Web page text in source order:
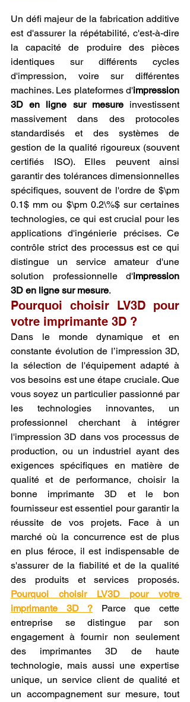
Un défi majeur de la fabrication additive
est d'assurer la répétabilité, c'est-à-dire
la capacité de produire des pièces
identiques sur différents cycles
d'impression, voire sur différentes
machines. Les plateformes d'impression
3D en ligne sur mesure investissent
massivement dans des protocoles
standardisés et des systèmes de
gestion de la qualité rigoureux (souvent
certifiés ISO). Elles peuvent ainsi
garantir des tolérances dimensionnelles
spécifiques, souvent de l'ordre de $\pm
0.1$ mm ou $\pm 0.2\%$ sur certaines
technologies, ce qui est crucial pour les
applications d'ingénierie précises. Ce
contrôle strict des processus est ce qui
distingue un service amateur d'une
solution professionnelle d'impression
3D en ligne sur mesure.
Pourquoi choisir LV3D pour
votre imprimante 3D ?
Dans le monde dynamique et en
constante évolution de l’impression 3D,
la sélection de l'équipement adapté à
vos besoins est une étape cruciale. Que
vous soyez un particulier passionné par
les technologies innovantes, un
professionnel cherchant à intégrer
l'impression 3D dans vos processus de
production, ou un industriel ayant des
exigences spécifiques en matière de
qualité et de performance, choisir la
bonne imprimante 3D et le bon
fournisseur est essentiel pour garantir la
réussite de vos projets. Face à un
marché où la concurrence est de plus
en plus féroce, il est indispensable de
s'assurer de la fiabilité et de la qualité
Pourquoi choisir LV3D pour votre
imprimante 3D ? Parce que cette
entreprise se distingue par son
engagement à fournir non seulement
des imprimantes 3D de haute
technologie, mais aussi une expertise
unique, un service client de qualité et
un accompagnement sur mesure, tout